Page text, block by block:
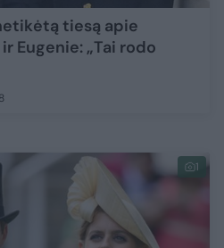
tiesą apie
Eugenie: „Tai rodo
1